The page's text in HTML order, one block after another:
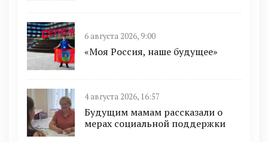
6 августа 2026, 9:00
«Моя Россия, наше будущее»
4 августа 2026, 16:57
Будущим мамам рассказали о
мерах социальной поддержки